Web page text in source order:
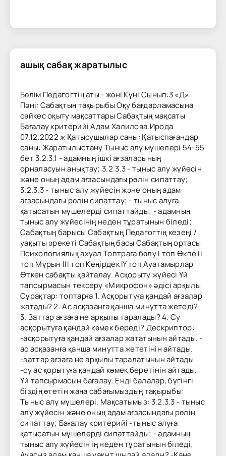
ашық сабақ жаратылыс
Бөлім Педагогтің аты - жөні Күні Сынып:3 «Д»
Пәні: Сабақтың тақырыбы Оқу бағдарламасына
сәйкес оқыту мақсаттары Сабақтың мақсаты
Бағалау критерийі Адам Халилова.Ирода
07.12.2022 ж Қатысушылар саны: Қатыспағандар
саны: Жаратылыстану Тыныс алу мүшелері 54-55
бет 3.2.3.1 - адамның ішкі ағзаларының
орналасуын анықтау; 3.2.3.3 - тыныс алу жүйесін
және оның адам ағзасындағы рөлін сипаттау;
3.2.3.3 - тыныс алу жүйесін және оның адам
ағзасындағы рөлін сипаттау; - тыныс алуға
қатысатын мүшелерді сипаттайды; - адамның
тыныс алу жүйесінің неден тұратынын біледі;
Сабақтың барысы Сабақтың Педагогтің кезеңі /
уақыты әрекеті Сабақтың басы Сабақтың ортасы
Психологиялық ахуал Топтраға бөлу І топ Өкпе ІІ
топ Мұрын ІІІ топ Кеңірдек IY топ Ауатамырлар
Өткен сабақты қайталау. Асқорыту жүйесі Үй
тапсырмасын тексеру «Микрофон» әдісі арқылы
Сұрақтар: топтарға 1. Асқорытуға қандай ағзалар
жатады? 2. Ас асқазанға қанша минутта жетеді?
3. Заттар ағзаға не арқылы таралады? 4. Су
асқорытуға қандай көмек береді? Дескриптор:
-асқорытуға қандай ағзалар жататынын айтады. -
ас асқазанға қанша минутта жететінін айтады.
-заттар ағзаға не арқылы таралатынын айтады
-су ас қорытуға қандай көмек беретінін айтады.
Үй тапсырмасын бағалау. Енді балалар, бүгінгі
біздің өтетін жаңа сабағымыздың тақырыбы:
Тыныс алу мүшелері. Мақсатымыз: 3.2.3.3 - тыныс
алу жүйесін және оның адам ағзасындағы рөлін
сипаттау; Бағалау критерийі -тыныс алуға
қатысатын мүшелерді сипаттайды; - адамның
тыныс алу жүйесін ің неден тұратынын біледі;